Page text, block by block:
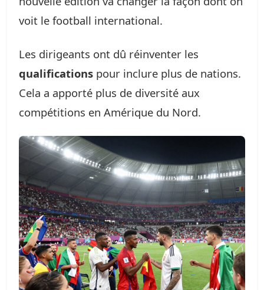
voit le football international.
Les dirigeants ont dû réinventer les
qualifications pour inclure plus de nations.
Cela a apporté plus de diversité aux
compétitions en Amérique du Nord.